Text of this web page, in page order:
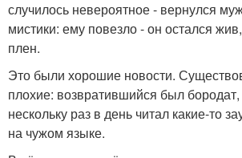
случилось невероятное - вернулся
мистики: ему повезло - он остался
плен.
Это были хорошие новости.
плохие: возвратившийся был
нескольку раз в день читал какие-то
на чужом языке.